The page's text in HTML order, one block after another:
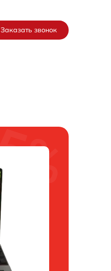
Заказать звонок